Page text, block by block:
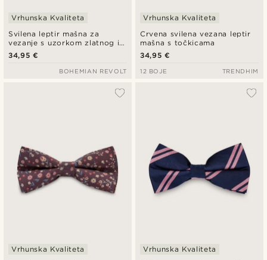
Svilena leptir mašna za
vezanje s uzorkom zlatnog i
smeđeg paisleya
Vrhunska Kvaliteta
34,95 €
BOHEMIAN REVOLT
Crvena svilena vezana leptir
mašna s točkicama
Vrhunska Kvaliteta
34,95 €
12 BOJE TRENDHIM
Vrhunska Kvaliteta Vrhunska Kvaliteta